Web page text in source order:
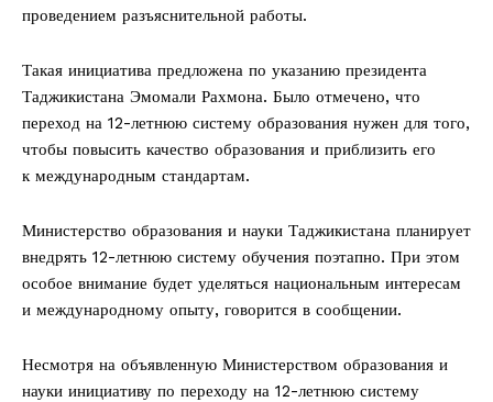
проведением разъяснительной работы.
Такая инициатива предложена по указанию президента
Таджикистана Эмомали Рахмона. Было отмечено, что
переход на 12-летнюю систему образования нужен для того,
чтобы повысить качество образования и приблизить его
к международным стандартам.
Министерство образования и науки Таджикистана планирует
внедрять 12-летнюю систему обучения поэтапно. При этом
особое внимание будет уделяться национальным интересам
и международному опыту, говорится в сообщении.
Несмотря на объявленную Министерством образования и
науки инициативу по переходу на 12-летнюю систему